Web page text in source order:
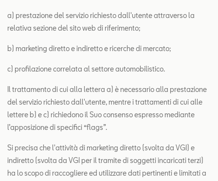
a) prestazione del servizio richiesto dall'utente attraverso la
relativa sezione del sito web di riferimento;
b) marketing diretto e indiretto e ricerche di mercato;
c) profilazione correlata al settore automobilistico.
Il trattamento di cui alla lettera a) è necessario alla prestazione
del servizio richiesto dall'utente, mentre i trattamenti di cui alle
lettere b) e c) richiedono il Suo consenso espresso mediante
l’apposizione di specifici “flags”.
Si precisa che l'attività di marketing diretto (svolta da VGI) e
indiretto (svolta da VGI per il tramite di soggetti incaricati terzi)
ha lo scopo di raccogliere ed utilizzare dati pertinenti e limitati a